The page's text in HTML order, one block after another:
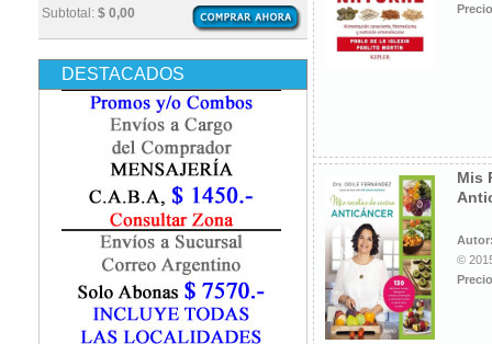
Embriología
Enfermería
Epidemiología
Farmacia / Farmacología
Fisiatría / Kinesiología
Fisiología / Fisiopatología
Fonoaudiología
Gastroenterología
Geriatría
Ginecología / Obstetricia
Hematología
Subtotal: $ 0,00
DESTACADOS
Mis
©